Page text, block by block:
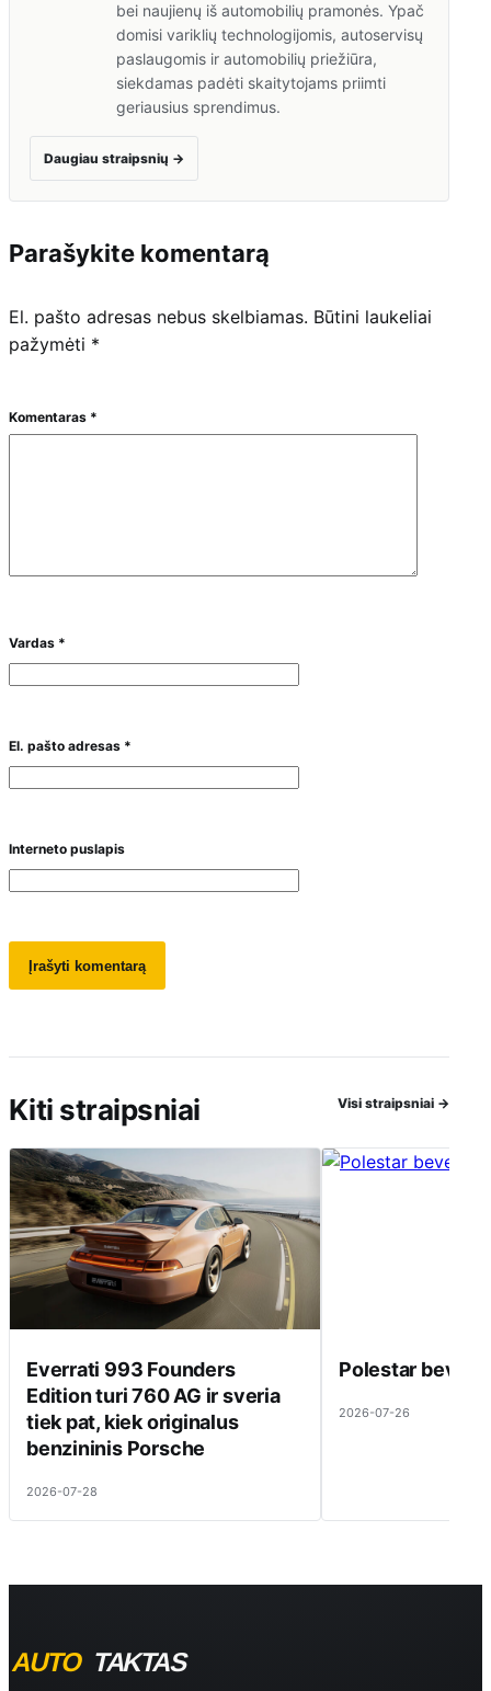
bei naujienų iš automobilių pramonės. Ypač
domisi variklių technologijomis, autoservisų
paslaugomis ir automobilių priežiūra,
siekdamas padėti skaitytojams priimti
geriausius sprendimus.
Daugiau straipsnių →
Parašykite komentarą
El. pašto adresas nebus skelbiamas. Būtini laukeliai
pažymėti *
Komentaras *
Vardas *
El. pašto adresas *
Interneto puslapis
Kiti straipsniai Visi straipsniai →
Everrati 993 Founders
Edition turi 760 AG ir sveria
tiek pat, kiek originalus
benzininis Porsche
2026-07-28
Polestar beveik
2026-07-26